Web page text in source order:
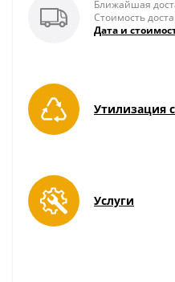
Ближайшая
Стоимость
Дата и
Утилизация
Услуги